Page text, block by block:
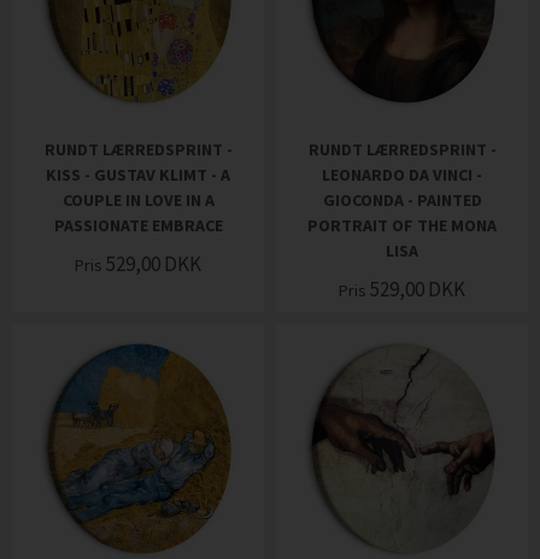
RUNDT LÆRREDSPRINT -
KISS - GUSTAV KLIMT - A
COUPLE IN LOVE IN A
PASSIONATE EMBRACE
Pris 529,00 DKK
RUNDT LÆRREDSPRINT -
LEONARDO DA VINCI -
GIOCONDA - PAINTED
PORTRAIT OF THE MONA
LISA
Pris 529,00 DKK